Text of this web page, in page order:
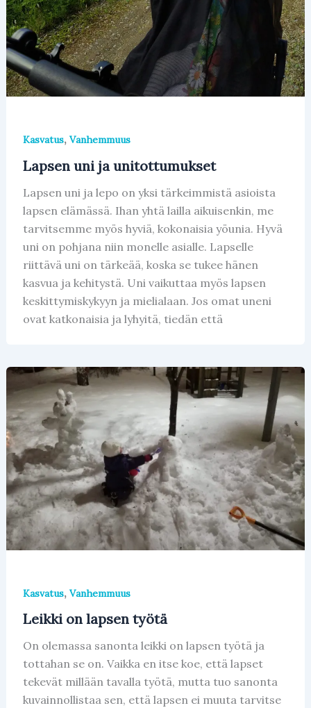
Kasvatus, Vanhemmuus
Lapsen uni ja unitottumukset
Lapsen uni ja lepo on yksi tärkeimmistä asioista
lapsen elämässä. Ihan yhtä lailla aikuisenkin, me
tarvitsemme myös hyviä, kokonaisia yöunia. Hyvä
uni on pohjana niin monelle asialle. Lapselle
riittävä uni on tärkeää, koska se tukee hänen
kasvua ja kehitystä. Uni vaikuttaa myös lapsen
keskittymiskykyyn ja mielialaan. Jos omat uneni
ovat katkonaisia ja lyhyitä, tiedän että
Kasvatus, Vanhemmuus
Leikki on lapsen työtä
On olemassa sanonta leikki on lapsen työtä ja
tottahan se on. Vaikka en itse koe, että lapset
tekevät millään tavalla työtä, mutta tuo sanonta
kuvainnollistaa sen, että lapsen ei muuta tarvitse